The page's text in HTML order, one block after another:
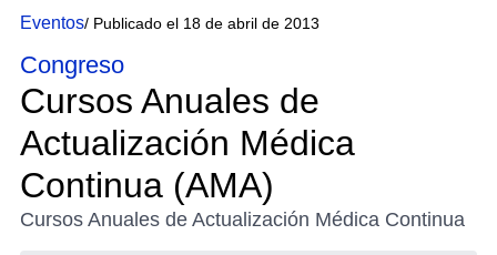
Eventos/ Publicado el 18 de abril de 2013
Congreso
Cursos Anuales de
Actualización Médica
Continua (AMA)
Cursos Anuales de Actualización Médica Continua